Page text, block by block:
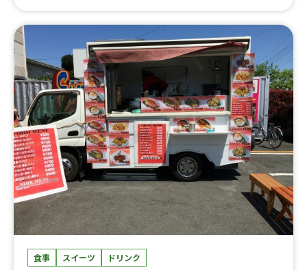
ックスフライ弁当、缶ジュース、缶ビール、瓶ビール、ハ
ワイアンビール、ガーリックシュリンプ、枝豆、海老天そ
ば、そば、汁なしラーメン、ジューシー、沖縄ビール、ホ
ットワイン、野菜たっぷり！ミネストローネ！、自家製米
を使用！絶品カレーライス！、ハッシュドパーク、鉄板焼
きそば ソース、自家製コーヒー、タコライス、グラスワ
イン 赤白、マルガリータ フローズン、原木からの生ハ
ム、グリルソーセージ、ハイボール 強炭酸、ミックスナ
ッツ、ヒューガルデンホワイト ビール、自家製米を使っ
たライスバーガー、自家製米を使用したビーフボウル、し
ゃかしゃかポテト、フランクフルト、サーターアンダギ
ー、チュロス（シナモン、シュガー、ココア）
食事 スイーツ ドリンク